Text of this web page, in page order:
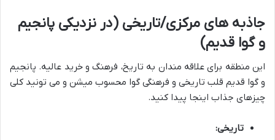
جاذبه های مرکزی/تاریخی (در نزدیکی پانجیم
و گوا قدیم)
این منطقه برای علاقه مندان به تاریخ، فرهنگ و خرید عالیه. پانجیم
و گوا قدیم قلب تاریخی و فرهنگی گوا محسوب میشن و می تونید کلی
چیزهای جذاب اینجا پیدا کنید.
تاریخی: